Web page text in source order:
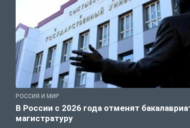
РОССИЯ И МИР
В России с 2026 года отменят
магистратуру